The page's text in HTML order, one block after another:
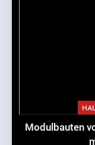
Modulbauten